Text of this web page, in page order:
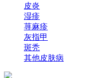
皮炎
湿疹
荨麻疹
灰指甲
斑秃
其他皮肤病